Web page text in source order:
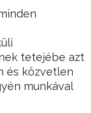
tetejébe azt
és közvetlen
munkával